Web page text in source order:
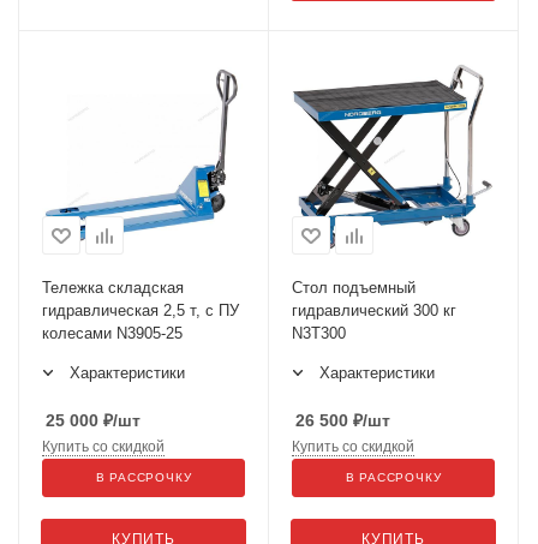
Тележка складская
гидравлическая 2,5 т, с ПУ
колесами N3905-25
Характеристики
25 000 ₽/шт
КУПИТЬ
Купить со скидкой
В РАССРОЧКУ
Стол подъемный
гидравлический 300 кг
N3T300
Характеристики
26 500 ₽/шт
КУПИТЬ
Купить со скидкой
В РАССРОЧКУ